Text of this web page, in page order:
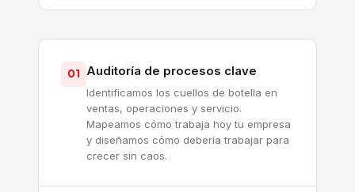
01 Auditoría de procesos clave
Identificamos los cuellos de botella en
ventas, operaciones y servicio.
Mapeamos cómo trabaja hoy tu empresa
y diseñamos cómo debería trabajar para
crecer sin caos.